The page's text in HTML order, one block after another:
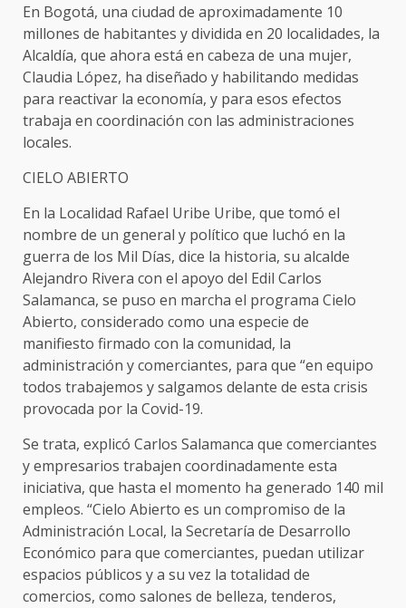
En Bogotá, una ciudad de aproximadamente 10
millones de habitantes y dividida en 20 localidades, la
Alcaldía, que ahora está en cabeza de una mujer,
Claudia López, ha diseñado y habilitando medidas
para reactivar la economía, y para esos efectos
trabaja en coordinación con las administraciones
locales.
CIELO ABIERTO
En la Localidad Rafael Uribe Uribe, que tomó el
nombre de un general y político que luchó en la
guerra de los Mil Días, dice la historia, su alcalde
Alejandro Rivera con el apoyo del Edil Carlos
Salamanca, se puso en marcha el programa Cielo
Abierto, considerado como una especie de
manifiesto firmado con la comunidad, la
administración y comerciantes, para que “en equipo
todos trabajemos y salgamos delante de esta crisis
provocada por la Covid-19.
Se trata, explicó Carlos Salamanca que comerciantes
y empresarios trabajen coordinadamente esta
iniciativa, que hasta el momento ha generado 140 mil
empleos. “Cielo Abierto es un compromiso de la
Administración Local, la Secretaría de Desarrollo
Económico para que comerciantes, puedan utilizar
espacios públicos y a su vez la totalidad de
comercios, como salones de belleza, tenderos,